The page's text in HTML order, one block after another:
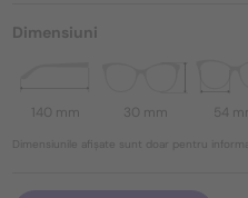
Dimensiuni
140 mm 30 mm 54
Dimensiunile afișate sunt doar pentru